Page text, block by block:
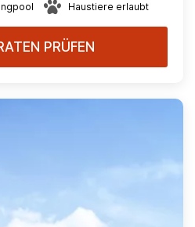
Haustiere erlaubt
PRÜFEN